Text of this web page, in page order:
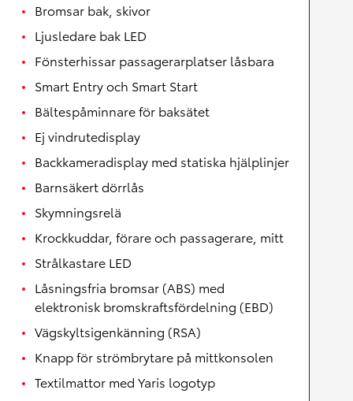
Bromsar bak, skivor
Ljusledare bak LED
Fönsterhissar passagerarplatser låsbara
Smart Entry och Smart Start
Bältespåminnare för baksätet
Ej vindrutedisplay
Backkameradisplay med statiska hjälplinjer
Barnsäkert dörrlås
Skymningsrelä
Krockkuddar, förare och passagerare, mitt
Strålkastare LED
Låsningsfria bromsar (ABS) med
elektronisk bromskraftsfördelning (EBD)
Vägskyltsigenkänning (RSA)
Knapp för strömbrytare på mittkonsolen
Textilmattor med Yaris logotyp